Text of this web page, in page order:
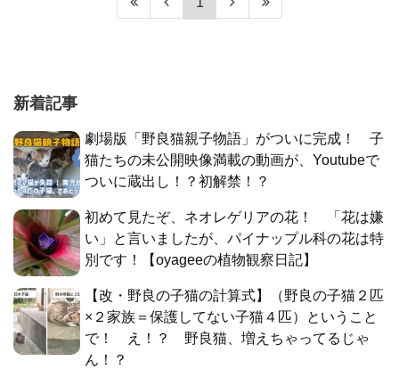
新着記事
劇場版「野良猫親子物語」がついに完成！ 子
猫たちの未公開映像満載の動画が、Youtubeで
ついに蔵出し！？初解禁！？
初めて見たぞ、ネオレゲリアの花！ 「花は嫌
い」と言いましたが、パイナップル科の花は特
別です！【oyageeの植物観察日記】
【改・野良の子猫の計算式】（野良の子猫２匹
×２家族＝保護してない子猫４匹）ということ
で！ え！？ 野良猫、増えちゃってるじゃ
ん！？